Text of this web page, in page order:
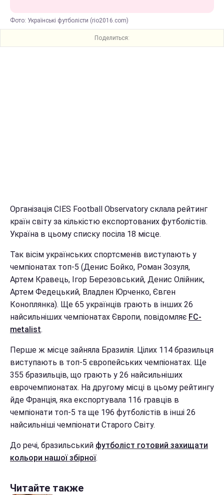
Фото: Українські футболісти (rio2016.com)
Поделиться:
Організація CIES Football Observatory склала рейтинг
країн світу за кількістю експортованих футболістів.
Україна в цьому списку посіла 18 місце.
Так вісім українських спортсменів виступають у
чемпіонатах топ-5 (Денис Бойко, Роман Зозуля,
Артем Кравець, Ігор Березовський, Денис Олійник,
Артем Федецький, Владлен Юрченко, Євген
Коноплянка). Ще 65 українців грають в інших 26
найсильніших чемпіонатах Європи, повідомляє FC-
metalist.
Перше ж місце зайняла Бразилія. Цілих 114 бразильця
виступають в топ-5 європейських чемпіонатах. Ще
355 бразильців, що грають у 26 найсильніших
еврочемпионатах. На другому місці в цьому рейтингу
йде Франція, яка експортувала 116 гравців в
чемпіонати топ-5 та ще 196 футболістів в інші 26
найсильніші чемпіонати Старого Світу.
До речі, бразильський футболіст готовий захищати
кольори нашої збірної.
Читайте также